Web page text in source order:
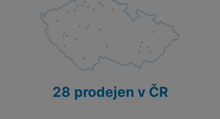
28 prodejen v ČR